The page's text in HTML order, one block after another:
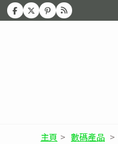
主頁 > 數碼產品 >